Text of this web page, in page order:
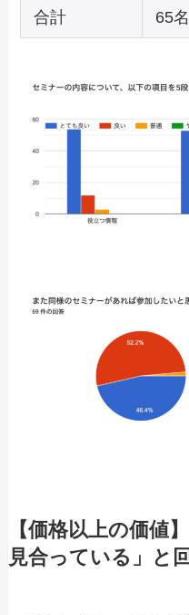
合計 65名
【価格以上の価値
見合っている」と